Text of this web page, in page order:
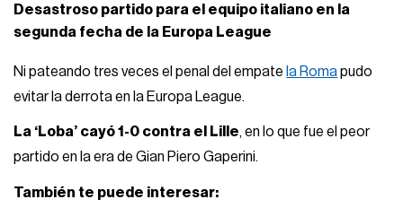
Desastroso partido para el equipo italiano en la
segunda fecha de la Europa League
Ni pateando tres veces el penal del empate la Romapudo
evitar la derrota en la Europa League.
La ‘Loba’ cayó 1-0 contra el Lille, en lo que fue el peor
partido en la era de Gian Piero Gaperini.
También te puede interesar: